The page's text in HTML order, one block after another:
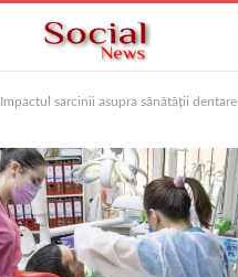
Impactul sarcinii asupra sănătății dentare